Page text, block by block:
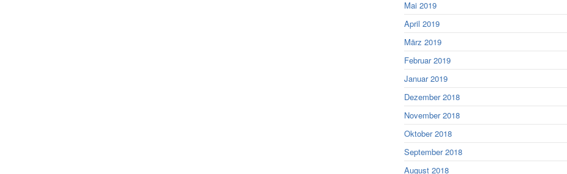
Mai 2019
April 2019
März 2019
Februar 2019
Januar 2019
Dezember 2018
November 2018
Oktober 2018
September 2018
August 2018